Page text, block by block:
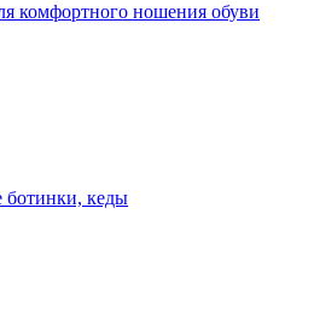
комфортного ношения обуви
ботинки, кеды